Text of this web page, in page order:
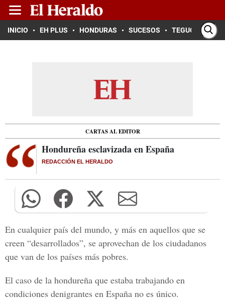
INICIO EH PLUS HONDURAS SUCESOS TEGUCIGALPA
CARTAS AL EDITOR
Hondureña esclavizada en España
REDACCIÓN EL HERALDO
En cualquier país del mundo, y más en aquellos que se
creen “desarrollados”, se aprovechan de los ciudadanos
que van de los países más pobres.
El caso de la hondureña que estaba trabajando en
condiciones denigrantes en España no es único.